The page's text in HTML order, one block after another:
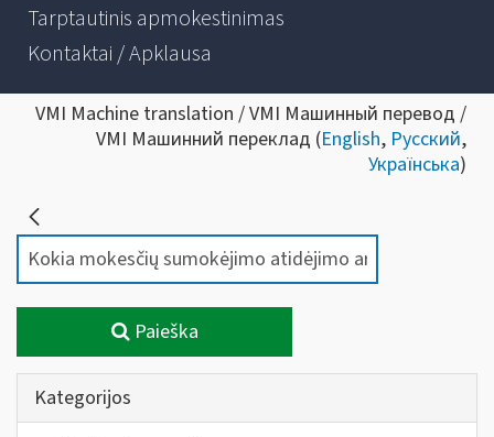
Tarptautinis apmokestinimas
Kontaktai / Apklausa
VMI Machine translation / VMI Машинный перевод /
VMI Машинний переклад (English, Русский,
Українська)
Paieška
Kategorijos